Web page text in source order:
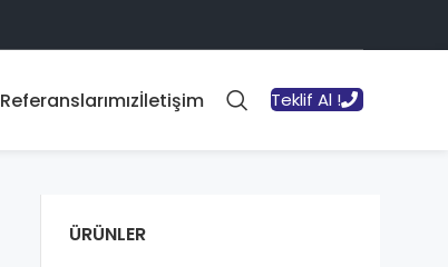
Referanslarımızİletişim Teklif Al !
ÜRÜNLER